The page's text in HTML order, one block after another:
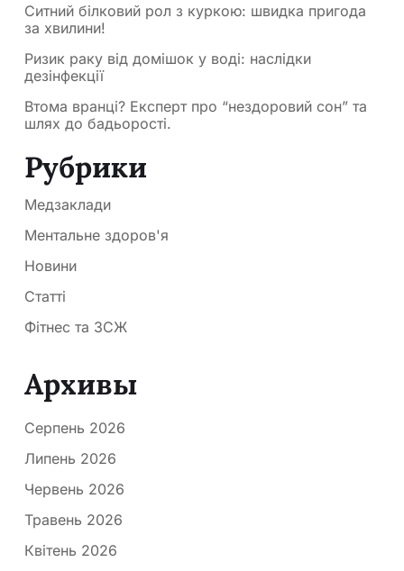
Ситний білковий рол з куркою: швидка пригода
за хвилини!
Ризик раку від домішок у воді: наслідки
дезінфекції
Втома вранці? Експерт про “нездоровий сон” та
шлях до бадьорості.
Рубрики
Медзаклади
Ментальне здоров'я
Новини
Статті
Фітнес та ЗСЖ
Архивы
Серпень 2026
Липень 2026
Червень 2026
Травень 2026
Квітень 2026